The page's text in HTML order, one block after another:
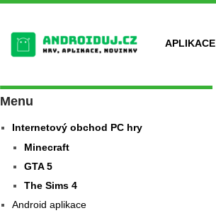
APLIKACE
Menu
Internetový obchod PC hry
Minecraft
GTA 5
The Sims 4
Android aplikace